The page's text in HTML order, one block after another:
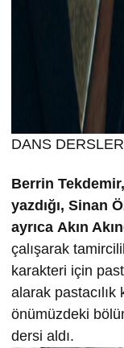
DANS
Berrin
yazdığı, Sinan
ayrıca Akın
çalışarak
karakteri için
alarak
önümüzdeki
dersi aldı.